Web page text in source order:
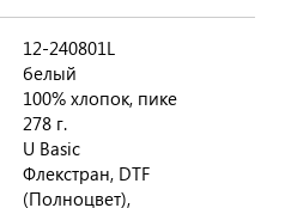
12-240801L
белый
100% хлопок, пике
278 г.
U Basic
Флекстран, DTF
(Полноцвет),